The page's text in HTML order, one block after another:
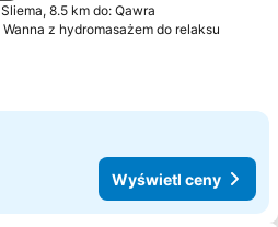
Sliema, 8.5 km do: Qawra
Wanna z hydromasażem do relaksu
Wyświetl ceny